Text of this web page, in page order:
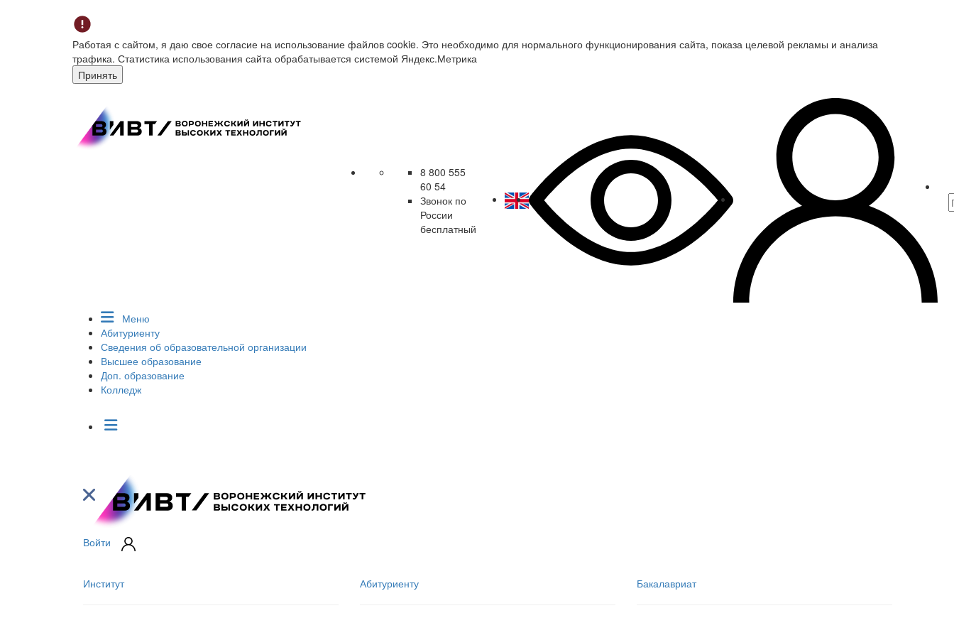
Работая с сайтом, я даю свое согласие на использование файлов cookie. Это необходимо для нормального функционирования сайта, показа целевой рекламы и анализа
трафика. Статистика использования сайта обрабатывается системой Яндекс.Метрика
Принять
8 800 555
60 54
Звонок по
России
бесплатный
Меню
Абитуриенту
Сведения об образовательной организации
Высшее образование
Доп. образование
Колледж
Войти
Институт Абитуриенту Бакалавриат